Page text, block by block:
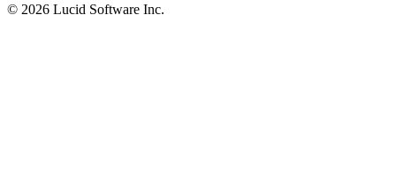
© 2026 Lucid Software Inc.